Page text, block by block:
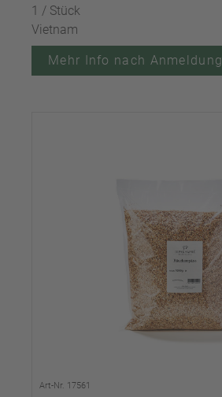
1 / Stück
Vietnam
Mehr Info nach Anmeldung
Art-Nr. 17561